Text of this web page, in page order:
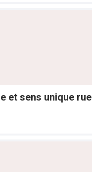
et sens unique rue